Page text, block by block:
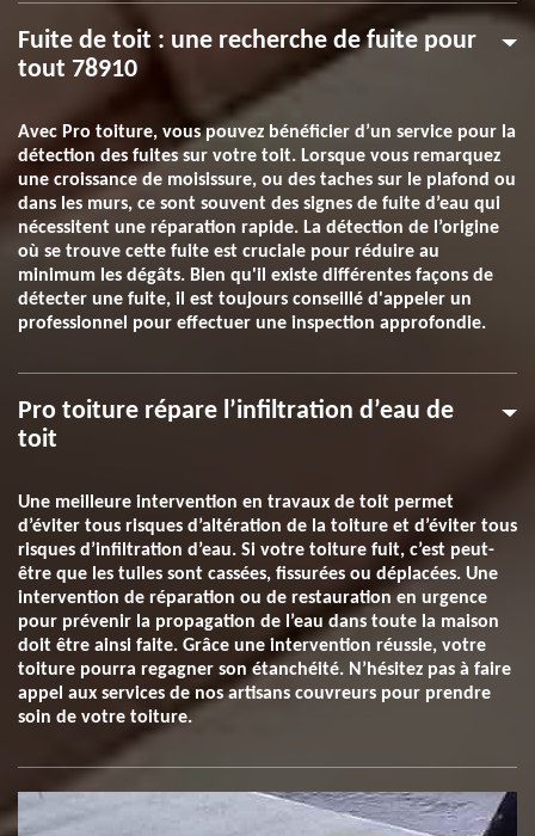
Fuite de toit : une recherche de fuite pour
tout 78910
Avec Pro toiture, vous pouvez bénéficier d’un service pour la
détection des fuites sur votre toit. Lorsque vous remarquez
une croissance de moisissure, ou des taches sur le plafond ou
dans les murs, ce sont souvent des signes de fuite d’eau qui
nécessitent une réparation rapide. La détection de l’origine
où se trouve cette fuite est cruciale pour réduire au
minimum les dégâts. Bien qu'il existe différentes façons de
détecter une fuite, il est toujours conseillé d'appeler un
professionnel pour effectuer une inspection approfondie.
Pro toiture répare l’infiltration d’eau de
toit
Une meilleure intervention en travaux de toit permet
d’éviter tous risques d’altération de la toiture et d’éviter tous
risques d’infiltration d’eau. Si votre toiture fuit, c’est peut-
être que les tuiles sont cassées, fissurées ou déplacées. Une
intervention de réparation ou de restauration en urgence
pour prévenir la propagation de l’eau dans toute la maison
doit être ainsi faite. Grâce une intervention réussie, votre
toiture pourra regagner son étanchéité. N’hésitez pas à faire
appel aux services de nos artisans couvreurs pour prendre
soin de votre toiture.